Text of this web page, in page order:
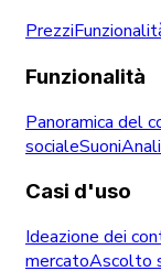
Prezzi
Funzionalità
Panoramica del
socialeSuoni
Casi d'uso
Ideazione dei
mercatoAscolto